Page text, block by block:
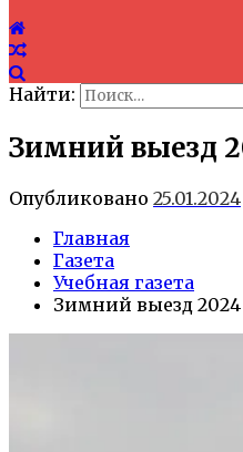
Найти:
Зимний выезд
Опубликовано 25.01.2024
Главная
Газета
Учебная газета
Зимний выезд 2024